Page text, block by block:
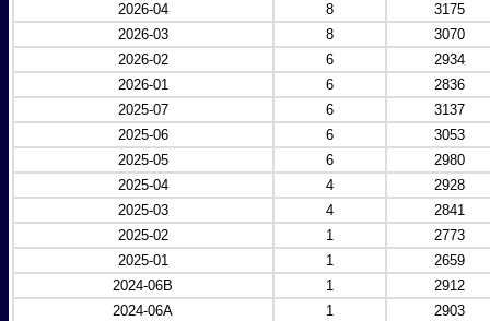
2026-04
8
3175
2026-03
8
3070
2026-02
6
2934
2026-01
6
2836
2025-07
6
3137
2025-06
6
3053
2025-05
6
2980
2025-04
4
2928
2025-03
4
2841
2025-02
1
2773
2025-01
1
2659
2024-06B
1
2912
2024-06A
1
2903